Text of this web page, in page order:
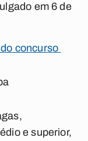
em 6 de
concurso
e superior,